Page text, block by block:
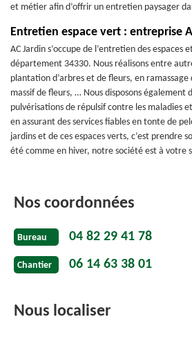
et métier afin d’offrir un entretien paysager
Entretien espace vert : entreprise
AC Jardin s’occupe de l’entretien des espaces
département 34330. Nous réalisons entre
plantation d’arbres et de fleurs, en
massif de fleurs, … Nous disposons également
pulvérisations de répulsif contre les maladies
en assurant des services fiables en tonte de
jardins et de ces espaces verts, c’est prendre
été comme en hiver, notre société est à votre
Nos coordonnées
Bureau 04 82 29 41 78
Chantier 06 14 63 38 01
Nous localiser